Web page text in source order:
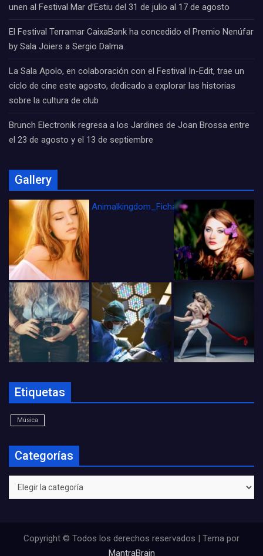
unen al Festival Mar d’Estiu del 31 de julio al 17 de agosto
El Festival Terramar CaixaBank ha concedido el Premio Nenúfar
by Sala Joiers a Sergio Dalma.
La Sala Apolo, en colaboración con el Festival In-Edit, trae un
ciclo de cine este agosto, dedicado a explorar las historias
sobre la cultura de club
Brunch Electronik regresa a los Jardines de Joan Brossa entre
el 23 de agosto y el 13 de septiembre
Gallery
Animalkingdom_FichaCine
Etiquetas
Música
Categorías
Categorías
Copyright © Todos los derechos reservados | Tema por
MantraBrain